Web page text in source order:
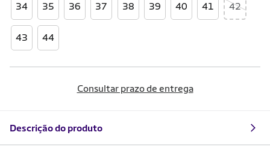
34 35 36 37 38 39 40 41 42
43 44
Consultar prazo de entrega
Descrição do produto